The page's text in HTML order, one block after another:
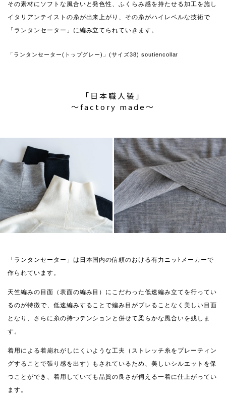
その素材にソフトな風合いと発色性、ふくらみ感を持たせる加工を施し
イタリアンテイストの糸が出来上がり、その糸がハイレベルな技術で
「ランタンセーター」に編み立てられていきます。
「ランタンセーター(トップグレー)」(サイズ38) soutiencollar
「日本職人製」
〜factory made〜
「ランタンセーター」は日本国内の信頼のおける有力ニッﾄメーカーで
作られています。
天竺編みの目面（表面の編み目）にこだわった低速編み立てを行ってい
るのが特徴で、低速編みすることで編み目がブレることなく美しい目面
となり、さらに糸の持つテンションと併せて柔らかな風合いを残しま
す。
着用による着崩れがしにくいような工夫（ストレッチ糸をプレーティン
グすることで張り感を出す）もされているため、美しいシルエットを保
つことができ、着用していても品質の良さが伺える一着に仕上がってい
ます。